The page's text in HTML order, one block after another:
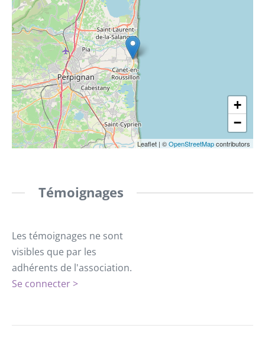
+
−
Leaflet | ©OpenStreetMapcontributors
Témoignages
Les témoignages ne sont
visibles que par les
adhérents de l'association.
Se connecter >